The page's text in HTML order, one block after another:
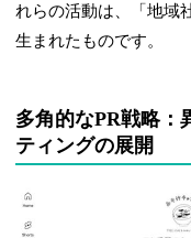
れらの活動は、「地域
生まれたものです。
多角的なPR戦略：
ティングの展開